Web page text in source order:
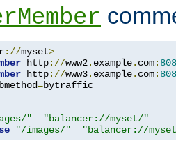
://myset>
http://www2. example. com:
http://www3. example. com:
=
"
"balancer://myset/"
"/images/" "balancer://